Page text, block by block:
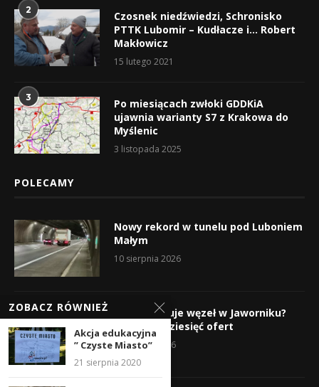
2
Czosnek niedźwiedzi, Schronisko
PTTK Lubomir – Kudłacze i… Robert
Makłowicz
15 lutego 2021
3
Po miesiącach zwłoki GDDKiA
ujawnia warianty S7 z Krakowa do
Myślenic
3 listopada 2025
POLECAMY
Nowy rekord w tunelu pod Luboniem
Małym
10 sierpnia 2026
Kto wybuduje węzeł w Jaworniku?
Wpłynęło dziesięć ofert
7 sierpnia 2026
ZOBACZ RÓWNIEŻ
Akcja edukacyjna
” Czyste Miasto”
21 sierpnia 2020